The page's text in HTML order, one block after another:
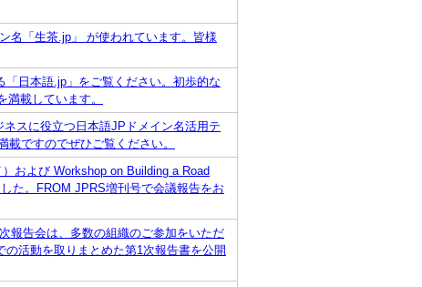
名「生茶.jp」 が使われています。皆様
日本語.jp」をご覧ください。初歩的な
載しています。
スに役立つ日本語JPドメイン名活用テ
ですのでぜひご覧ください。
および Workshop on Building a Road
た。FROM JPRS増刊号で会議報告をお
報告会は、多数の組織のご参加をいただ
活動を取りまとめた第1次報告書を公開